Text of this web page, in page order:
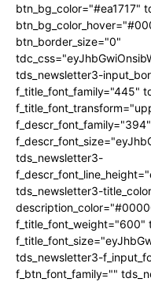
btn_bg_color="#ea1717"
btn_border_size="0"
tds_newsletter3-
f_title_font_family="445"
tds_newsletter3-
tds_newsletter3-
f_title_font_weight="600"
tds_newsletter3-
f_btn_font_family=""